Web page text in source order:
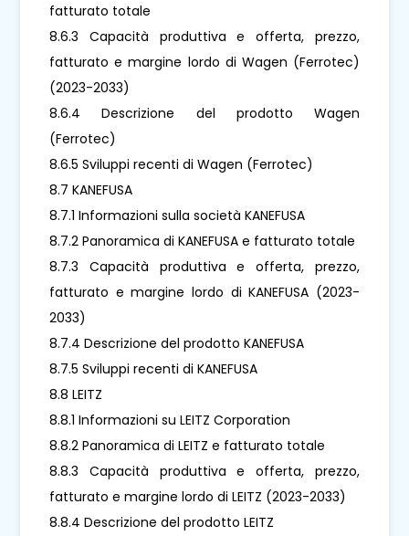
fatturato totale
8.6.3 Capacità produttiva e offerta, prezzo,
fatturato e margine lordo di Wagen (Ferrotec)
(2023-2033)
8.6.4 Descrizione del prodotto Wagen
(Ferrotec)
8.6.5 Sviluppi recenti di Wagen (Ferrotec)
8.7 KANEFUSA
8.7.1 Informazioni sulla società KANEFUSA
8.7.2 Panoramica di KANEFUSA e fatturato totale
8.7.3 Capacità produttiva e offerta, prezzo,
fatturato e margine lordo di KANEFUSA (2023-
2033)
8.7.4 Descrizione del prodotto KANEFUSA
8.7.5 Sviluppi recenti di KANEFUSA
8.8 LEITZ
8.8.1 Informazioni su LEITZ Corporation
8.8.2 Panoramica di LEITZ e fatturato totale
8.8.3 Capacità produttiva e offerta, prezzo,
fatturato e margine lordo di LEITZ (2023-2033)
8.8.4 Descrizione del prodotto LEITZ